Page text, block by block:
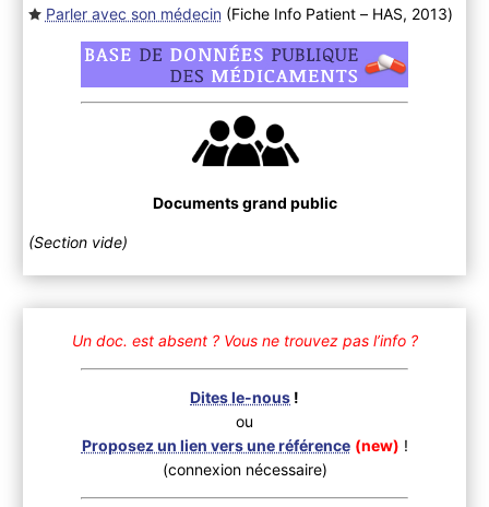
Parler avec son médecin (Fiche Info Patient – HAS, 2013)
Documents grand public
(Section vide)
Un doc. est absent ? Vous ne trouvez pas l’info ?
Dites le-nous !
ou
Proposez un lien vers une référence (new) !
(connexion nécessaire)